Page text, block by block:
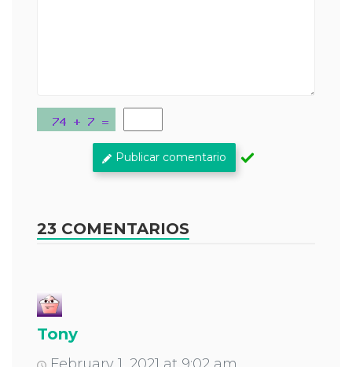
Publicar comentario
23 COMENTARIOS
Tony